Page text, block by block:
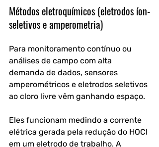
Métodos eletroquímicos (eletrodos íon-
seletivos e amperometria)
Para monitoramento contínuo ou
análises de campo com alta
demanda de dados, sensores
amperométricos e eletrodos seletivos
ao cloro livre vêm ganhando espaço.
Eles funcionam medindo a corrente
elétrica gerada pela redução do HOCl
em um eletrodo de trabalho. A